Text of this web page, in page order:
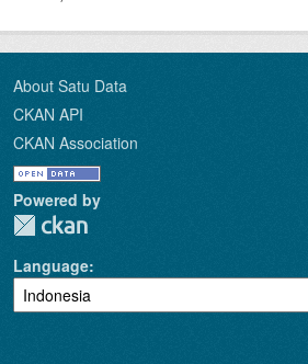
About Satu Data
CKAN API
CKAN Association
Powered by
Language